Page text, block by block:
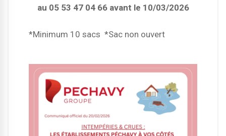
au 05 53 47 04 66 avant le 10/03/2026
*Minimum 10 sacs *Sac non ouvert